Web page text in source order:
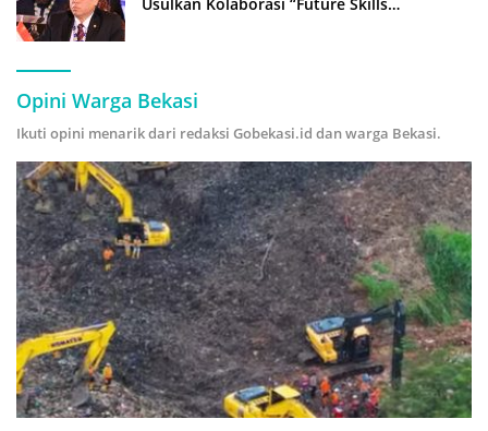
Opini Warga Bekasi
Ikuti opini menarik dari redaksi Gobekasi.id dan warga Bekasi.